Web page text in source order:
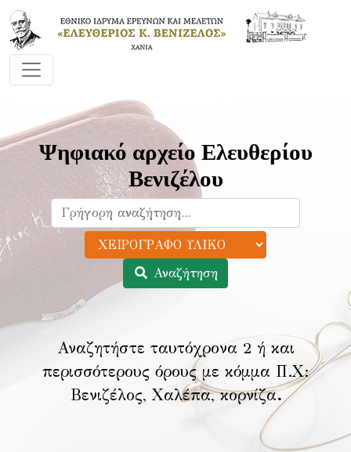
Ψηφιακό αρχείο Ελευθερίου
Βενιζέλου
Αναζήτηση
Αναζητήστε ταυτόχρονα 2 ή και
περισσότερους όρους με κόμμα Π.Χ:
Βενιζέλος, Χαλέπα, κορνίζα.